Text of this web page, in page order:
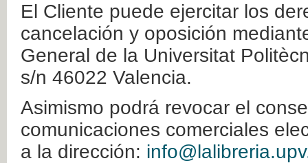
El Cliente puede ejercitar los
cancelación y oposición
General de la Universitat
s/n 46022 Valencia.
Asimismo podrá revocar el
comunicaciones comerciales
a la dirección: